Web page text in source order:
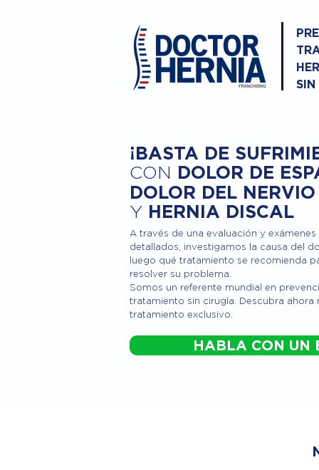
SIN
¡BASTA DE
CON DOLOR DE
DOLOR DEL
Y HERNIA DISCAL
A través de una evaluación y exámenes
detallados, investigamos la causa del
luego qué tratamiento se recomienda
resolver su problema.
Somos un referente mundial en
tratamiento sin cirugía. Descubra ahora
tratamiento exclusivo.
HABLA CON UN